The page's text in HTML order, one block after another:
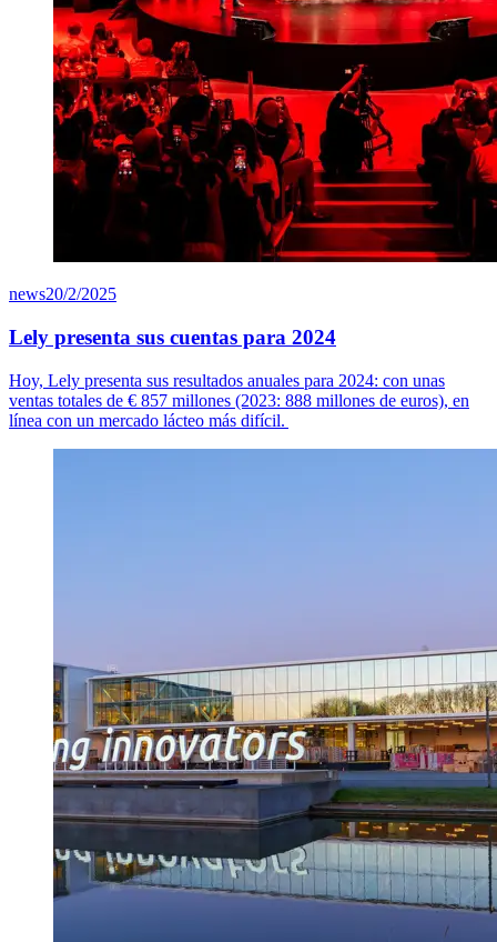
news20/2/2025
Lely presenta sus cuentas para 2024
Hoy, Lely presenta sus resultados anuales para 2024: con unas
ventas totales de € 857 millones (2023: 888 millones de euros), en
línea con un mercado lácteo más difícil.